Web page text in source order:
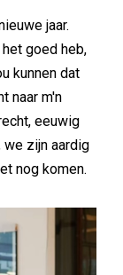
jaar.
goed heb,
kunnen dat
naar m'n
eeuwig
we zijn aardig
nog komen.